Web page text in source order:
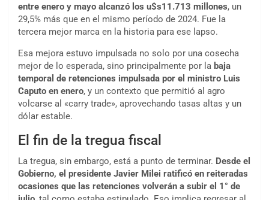
entre enero y mayo alcanzó los u$s11.713 millones, un
29,5% más que en el mismo período de 2024. Fue la
tercera mejor marca en la historia para ese lapso.
Esa mejora estuvo impulsada no solo por una cosecha
mejor de lo esperada, sino principalmente por la baja
temporal de retenciones impulsada por el ministro Luis
Caputo en enero, y un contexto que permitió al agro
volcarse al «carry trade», aprovechando tasas altas y un
dólar estable.
El fin de la tregua fiscal
La tregua, sin embargo, está a punto de terminar. Desde el
Gobierno, el presidente Javier Milei ratificó en reiteradas
ocasiones que las retenciones volverán a subir el 1° de